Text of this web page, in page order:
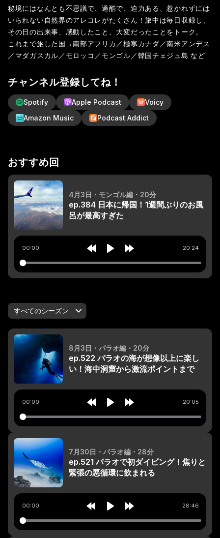
秘境にはなんとも不思議で、過酷で、迫力ある、惹かれずには
いられない自然界のアレコレがたくさん！旅中は毎日収録し、
その日の出来事、感動したこと、大変だったことをトーク。
これまで旅した国→南部アフリカ／極寒カナダ／南米アンデス
／マダガスカル／モロッコ／モンゴル／韓国チェジュ島 など
チャンネル登録してね！
Spotify Apple Podcast
Voicy
Amazon Music
Podcast Addict
おすすめ回
4月3日 ・モンゴル編 ・20分
ep.384 日本に帰国！1週間ぶりのお風
呂が最高すぎた
RewindPlay Forward
00:00 20:24
8月3日 ・パラオ編 ・20分
ep.522 パラオの海が想像以上に楽し
い！海中洞窟から激流ポイントまで
RewindPlay Forward
00:00 20:05
7月30日 ・パラオ編 ・28分
ep.521 パラオで初ダイビング！焦りと
緊張の悪循環に飲まれる
RewindPlay Forward
00:00 28:46